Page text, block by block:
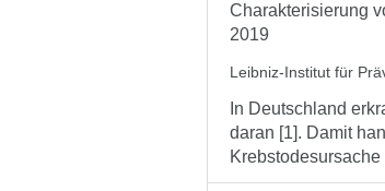
Charakterisierung
2019
Leibniz-Institut für
In Deutschland
daran [1]. Damit
Krebstodesursache